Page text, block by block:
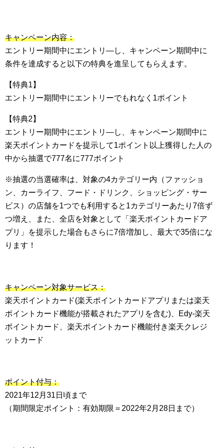
キャンペーン内容：
エントリー期間中にエントリ―し、キャンペーン期間中に
条件を達成すると以下の特典を進呈してもらえます。
【特典1】
エントリー期間中にエントリーでもれなく1ポイント
【特典2】
エントリー期間中にエントリ―し、キャンペーン期間中に
楽天ポイントカードを提示して1ポイント以上獲得した人の
中から抽選で777名に777ポイント
※抽選の当選確率は、対象の4カテゴリー内（ファッショ
ン、カーライフ、フード・ドリンク、ショッピング・サー
ビス）の店舗を1つでも利用すると1カテゴリーあたり7倍ず
つ増え、また、全店を対象として「楽天ポイントカードア
プリ」を提示した場合もさらに7倍増加し、最大で35倍にな
ります！
キャンペーン対象サービス：
楽天ポイントカード(楽天ポイントカードアプリまたは楽天
ポイントカード機能が搭載されたアプリを含む)、Edy-楽天
ポイントカード、楽天ポイントカード機能付き楽天クレジ
ットカード
ポイント付与：
2021年12月31日頃まで
（期間限定ポイント：有効期限＝2022年2月28日まで）